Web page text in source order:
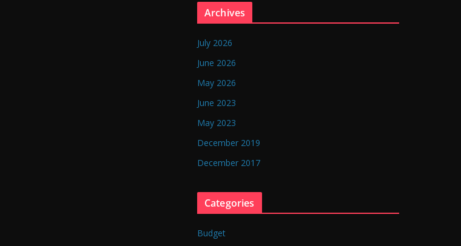
Archives
July 2026
June 2026
May 2026
June 2023
May 2023
December 2019
December 2017
Categories
Budget